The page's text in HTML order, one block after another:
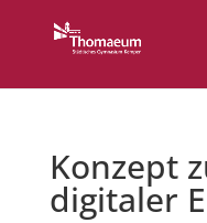
Konzept
digitaler